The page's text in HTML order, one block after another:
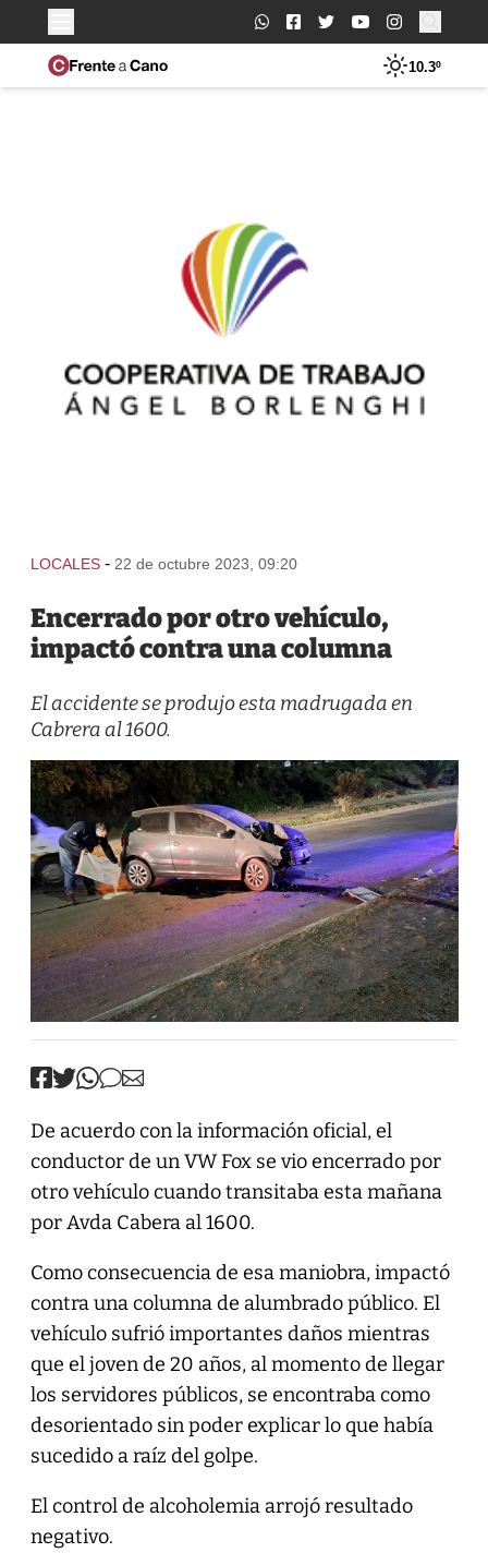
Buscar:
10.3º
LOCALES - 22 de octubre 2023, 09:20
Encerrado por otro vehículo,
impactó contra una columna
El accidente se produjo esta madrugada en
Cabrera al 1600.
De acuerdo con la información oficial, el
conductor de un VW Fox se vio encerrado por
otro vehículo cuando transitaba esta mañana
por Avda Cabera al 1600.
Como consecuencia de esa maniobra, impactó
contra una columna de alumbrado público. El
vehículo sufrió importantes daños mientras
que el joven de 20 años, al momento de llegar
los servidores públicos, se encontraba como
desorientado sin poder explicar lo que había
sucedido a raíz del golpe.
El control de alcoholemia arrojó resultado
negativo.